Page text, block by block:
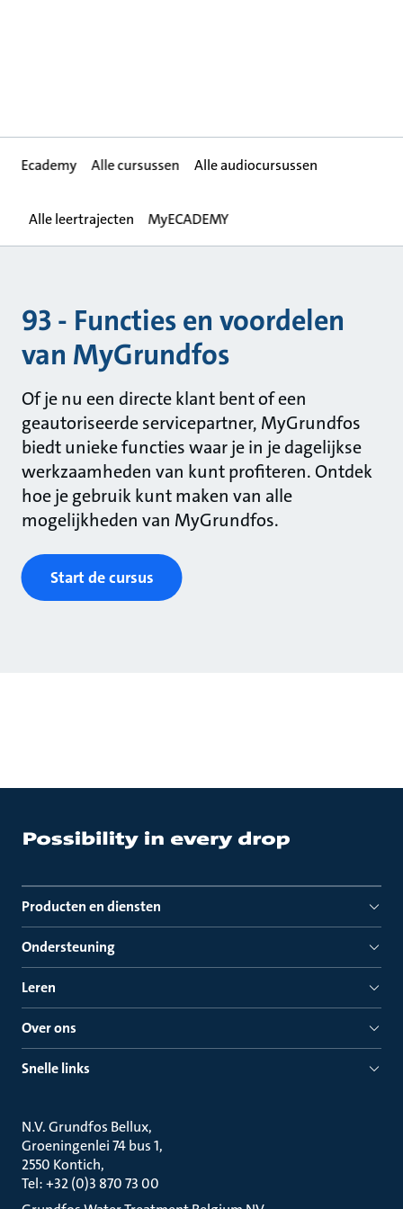
Ecademy Alle cursussen Alle audiocursussen
Alle leertrajecten MyECADEMY
93 - Functies en voordelen
van MyGrundfos
Of je nu een directe klant bent of een
geautoriseerde servicepartner, MyGrundfos
biedt unieke functies waar je in je dagelijkse
werkzaamheden van kunt profiteren. Ontdek
hoe je gebruik kunt maken van alle
mogelijkheden van MyGrundfos.
Start de cursus
Producten en diensten
Ondersteuning
Leren
Over ons
Snelle links
N.V. Grundfos Bellux
Groeningenlei 74 bus 1
2550 Kontich
Tel: +32 (0)3 870 73 00